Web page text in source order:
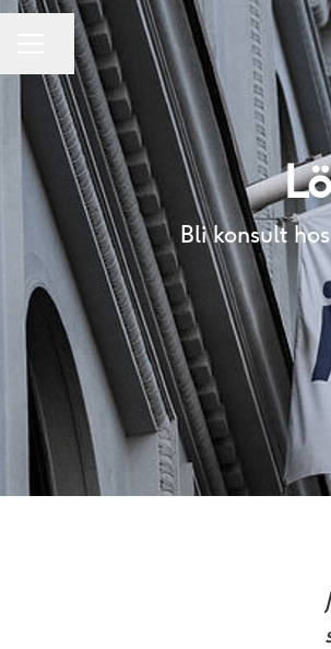
KARRIÄRMENY
Dela sidan
Bli konsult